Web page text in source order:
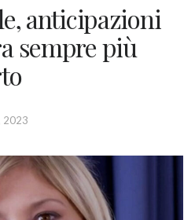
anticipazioni
sempre più
2023